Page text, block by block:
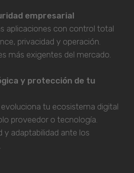
empresarial
aplicaciones con control total
privacidad y operación.
más exigentes del mercado.
y protección de tu
tu ecosistema digital
proveedor o tecnología.
y adaptabilidad ante los